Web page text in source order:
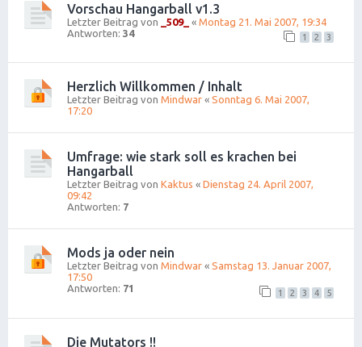
Vorschau Hangarball v1.3
Letzter Beitrag von _509_ « Montag 21. Mai 2007, 19:34
Antworten: 34 1 2 3
Herzlich Willkommen / Inhalt
Letzter Beitrag von Mindwar « Sonntag 6. Mai 2007,
17:20
Umfrage: wie stark soll es krachen bei
Hangarball
Letzter Beitrag von Kaktus « Dienstag 24. April 2007,
09:42
Antworten: 7
Mods ja oder nein
Letzter Beitrag von Mindwar « Samstag 13. Januar 2007,
17:50
Antworten: 71 1 2 3 4 5
Die Mutators !!